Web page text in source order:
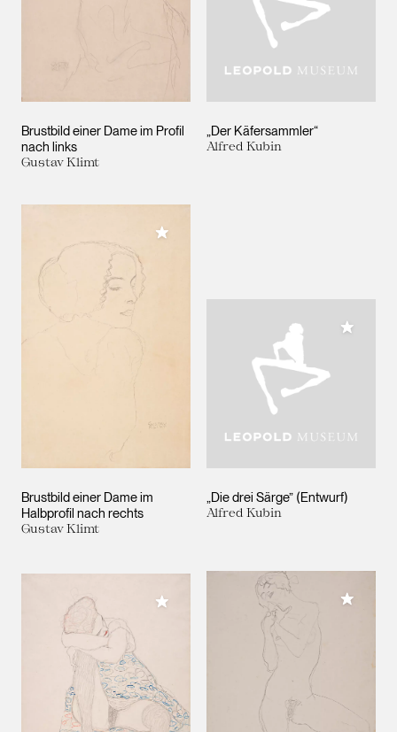
Brustbild einer Dame im Profil
nach links
Gustav Klimt
„Der Käfersammler“
Alfred Kubin
Brustbild einer Dame im
Halbprofil nach rechts
Gustav Klimt
Meiner Sammlung hinzufügen
„Die drei Särge” (Entwurf)
Alfred Kubin
Meiner
Meiner Sammlung hinzufügen Meiner